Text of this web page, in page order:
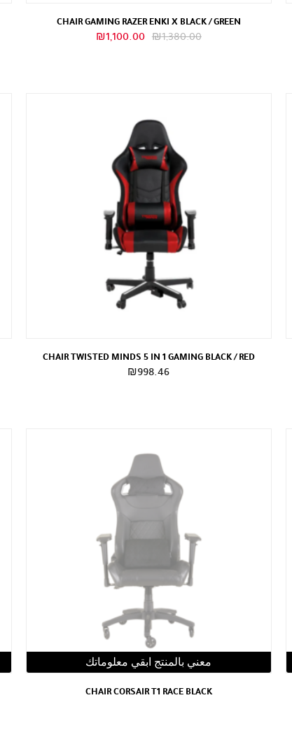
CHAIR GAMING RAZER ENKI X BLACK / GREEN
₪1,380.00
السعر
₪1,100.00
CHAIR TWISTED MINDS 5 IN 1 GAMING BLACK / RED
₪998.46
معني بالمنتج ابقي معلوماتك
CHAIR CORSAIR T1 RACE BLACK